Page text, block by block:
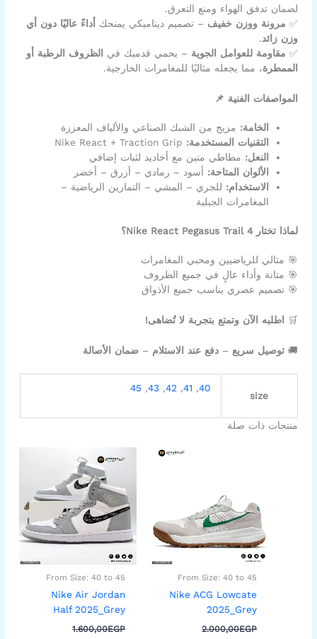
لضمان تدفق الهواء ومنع التعرق.
✅ مرونة ووزن خفيف – تصميم ديناميكي يمنحك
أداءً عاليًا دون أي
وزن زائد.
✅ مقاومة للعوامل الجوية – يحمي قدميك في
الظروف الرطبة أو
الممطرة، مما يجعله مثاليًا للمغامرات الخارجية.
المواصفات الفنية 📌
الخامة: مزيج من الشبك الصناعي والألياف المعززة
التقنيات المستخدمة:
النعل: مطاطي متين مع أخاديد لثبات إضافي
الألوان المتاحة: أسود – رمادي – أزرق – أخضر
الاستخدام: للجري – المشي – التمارين الرياضية –
المغامرات الجبلية
لماذا تختار Nike React Pegasus Trail 4؟
🎯 مثالي للرياضيين ومحبي المغامرات
🎯 متانة وأداء عالٍ في جميع الظروف
🎯 تصميم عصري يناسب جميع الأذواق
🛒 اطلبه الآن وتمتع بتجربة لا تُضاهى!
🚚توصيل سريع –دفع عند الاستلام –ضمان الأصالة
size
40
,
41
,
42
,
43
,
45
منتجات ذات صلة
From Size: 40 to 45
Nike ACG Lowcate
2025_Grey
2.000,00EGP
السعر
هناك
المختلفة
لهذا
المنتج.
اختيار
From Size: 40 to 45
Nike Air Jordan
Half 2025_Grey
1.600,00EGP
الأصلي
1.600,00EGP.
هو:
1.399,00EGP.
من
الأشكال
المختلفة
لهذا
المنتج.
اختيار